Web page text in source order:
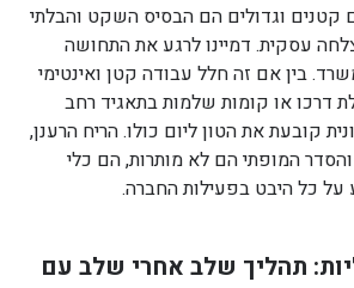
קטנים וגדולים הם הבסיס השקט והבלתי
עסקית. דמיינו לרגע את התחושה
בין אם זה חלל עבודה קטן ואינטימי
או קומות שלמות בתאגיד רחב
קובעת את הטון ליום כולו. הריח הרענן,
המופתי הם לא מותרות, הם כלי
על כל היבט בפעילות החברה.
תהליך שלב אחרי שלב עם